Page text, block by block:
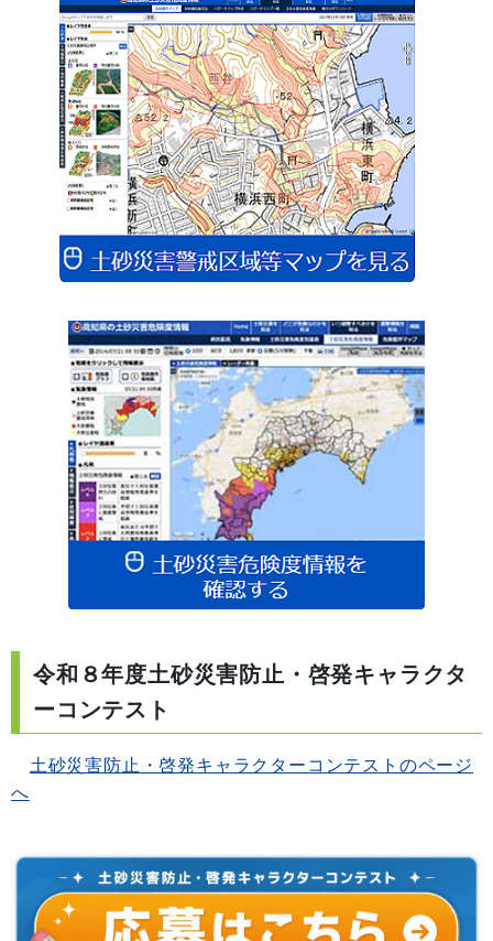
令和８年度土砂災害防止・啓発キャラクタ
ーコンテスト
土砂災害防止・啓発キャラクターコンテストのページ
へ